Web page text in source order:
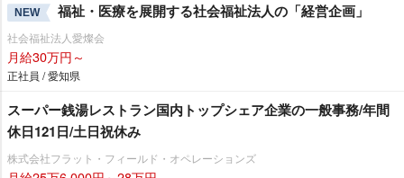
NEW 福祉・医療を展開する社会福祉法人の「経営企画」
社会福祉法人愛燦会
月給30万円～
正社員 / 愛知県
スーパー銭湯レストラン国内トップシェア企業の一般事務/年間
休日121日/土日祝休み
株式会社フラット・フィールド・オペレーションズ